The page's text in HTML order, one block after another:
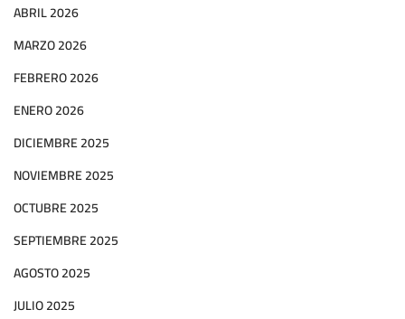
ABRIL 2026
MARZO 2026
FEBRERO 2026
ENERO 2026
DICIEMBRE 2025
NOVIEMBRE 2025
OCTUBRE 2025
SEPTIEMBRE 2025
AGOSTO 2025
JULIO 2025